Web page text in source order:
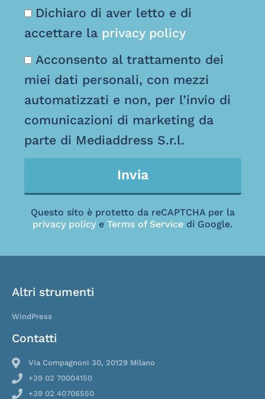
Dichiaro di aver letto e di
accettare la privacy policy
Acconsento al trattamento dei
miei dati personali, con mezzi
automatizzati e non, per l’invio di
comunicazioni di marketing da
parte di Mediaddress S.r.l.
Invia
Questo sito è protetto da reCAPTCHA per la
privacy policy e Terms of Service di Google.
Contatti
Via Compagnoni 30, 20129 Milano
+39 02 70004150
+39 02 40706550
Altri strumenti
WindPress